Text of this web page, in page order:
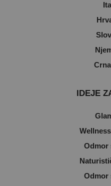
IDEJE
Odmor
Odmor